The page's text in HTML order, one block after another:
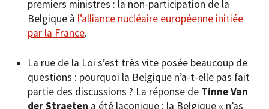
premiers ministres : la non-participation de la
Belgique à l’alliance nucléaire européenne initiée
par la France.
La rue de la Loi s’est très vite posée beaucoup de
questions : pourquoi la Belgique n’a-t-elle pas fait
partie des discussions ? La réponse de Tinne Van
der Straeten a été laconique : la Belgique « n’as